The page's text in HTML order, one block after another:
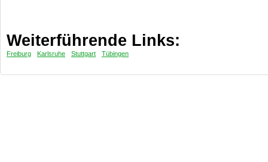
Weiterführende Links:
Freiburg Karlsruhe Stuttgart Tübingen